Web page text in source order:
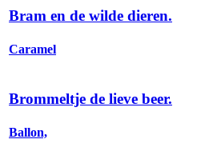
Bram en de wilde dieren.
Caramel
Brommeltje de lieve beer.
Ballon,